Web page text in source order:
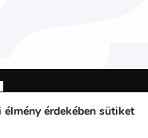
Könyvtár Szeged -
érdekében sütiket